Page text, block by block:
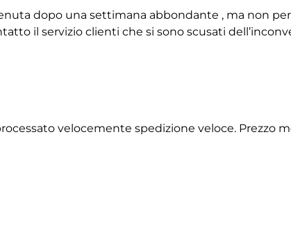
dopo una settimana abbondante , ma non
il servizio clienti che si sono scusati
velocemente spedizione veloce. Prezzo